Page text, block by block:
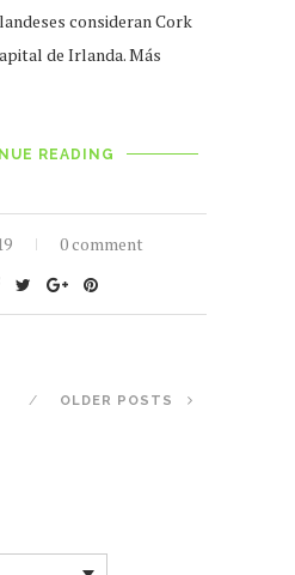
consideran Cork
de Irlanda. Más
READING
0 comment
OLDER POSTS